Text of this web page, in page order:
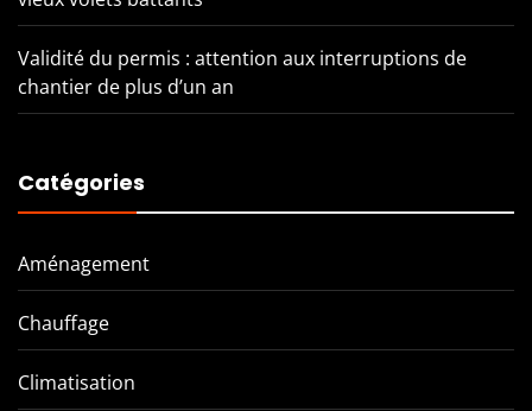
Validité du permis : attention aux interruptions de
chantier de plus d’un an
Catégories
Aménagement
Chauffage
Climatisation